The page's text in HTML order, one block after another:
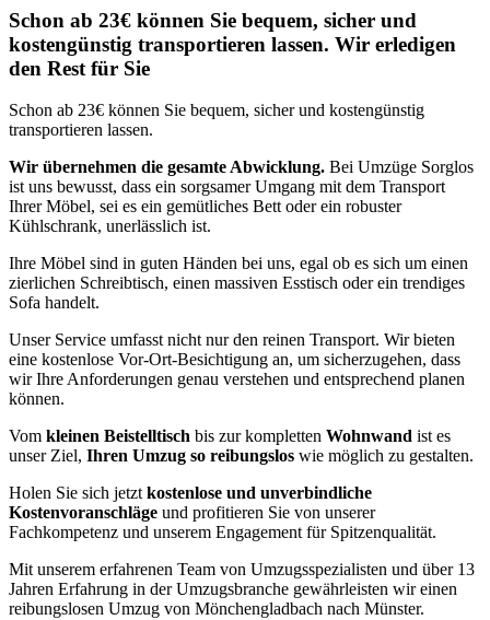
Schon ab 23€ können Sie bequem, sicher und
kostengünstig transportieren lassen. Wir erledigen
den Rest für Sie
Schon ab 23€ können Sie bequem, sicher und kostengünstig
transportieren lassen.
Wir übernehmen die gesamte Abwicklung. Bei Umzüge Sorglos
ist uns bewusst, dass ein sorgsamer Umgang mit dem Transport
Ihrer Möbel, sei es ein gemütliches Bett oder ein robuster
Kühlschrank, unerlässlich ist.
Ihre Möbel sind in guten Händen bei uns, egal ob es sich um einen
zierlichen Schreibtisch, einen massiven Esstisch oder ein trendiges
Sofa handelt.
Unser Service umfasst nicht nur den reinen Transport. Wir bieten
eine kostenlose Vor-Ort-Besichtigung an, um sicherzugehen, dass
wir Ihre Anforderungen genau verstehen und entsprechend planen
können.
Vom kleinen Beistelltisch bis zur kompletten Wohnwand ist es
unser Ziel, Ihren Umzug so reibungslos wie möglich zu gestalten.
Holen Sie sich jetzt kostenlose und unverbindliche
Kostenvoranschläge und profitieren Sie von unserer
Fachkompetenz und unserem Engagement für Spitzenqualität.
Mit unserem erfahrenen Team von Umzugsspezialisten und über 13
Jahren Erfahrung in der Umzugsbranche gewährleisten wir einen
reibungslosen Umzug von Mönchengladbach nach Münster.